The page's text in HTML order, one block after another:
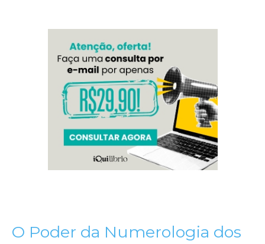
O Poder da Numerologia dos